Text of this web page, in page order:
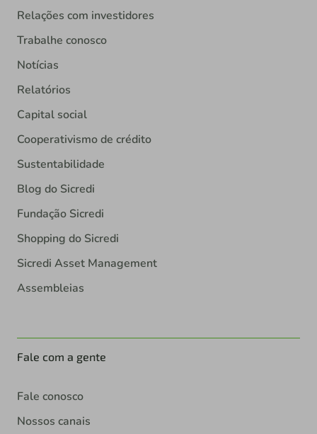
Relações com investidores
Trabalhe conosco
Notícias
Relatórios
Capital social
Cooperativismo de crédito
Sustentabilidade
Blog do Sicredi
Fundação Sicredi
Shopping do Sicredi
Sicredi Asset Management
Assembleias
Fale com a gente
Fale conosco
Nossos canais